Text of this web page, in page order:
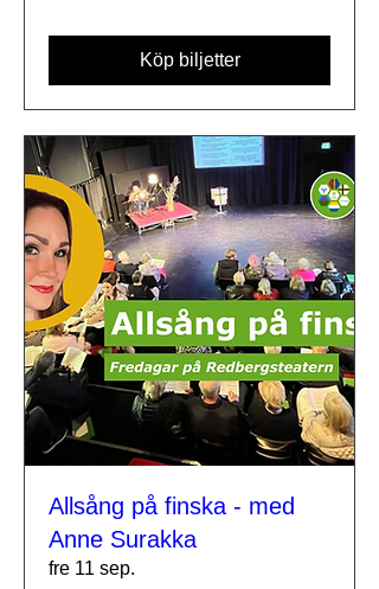
Köp biljetter
Allsång på finska - med
Anne Surakka
fre 11 sep.